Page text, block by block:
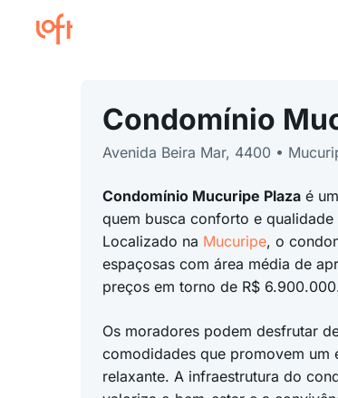
Condomínio
Avenida Beira Mar, 4400 •
Condomínio Mucuripe Plazaé
quem busca conforto e qualidade
Localizado na Mucuripe, o
espaçosas com área média de
preços em torno de R$
Os moradores podem desfrutar
comodidades que promovem um
relaxante. A infraestrutura do